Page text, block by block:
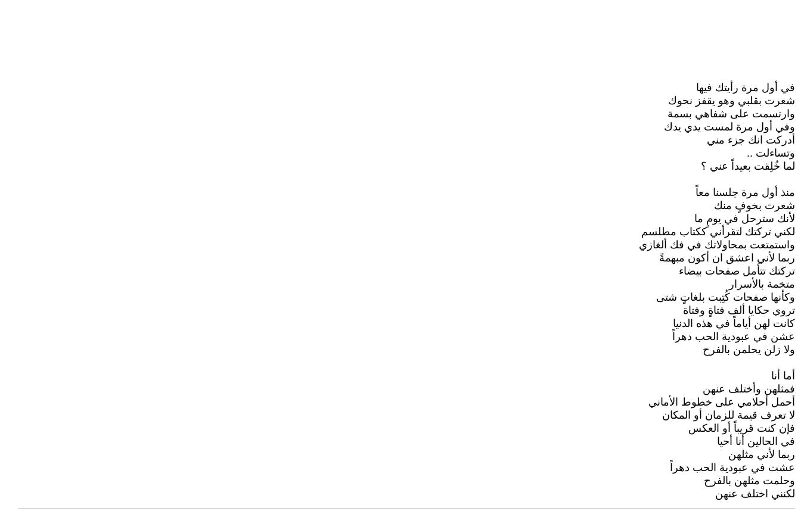
في أول مرة رأيتك فيها
شعرت بقلبي وهو يقفز نحوك
وارتسمت على شفاهي بسمة
وفي أول مرة لمست يدي يدك
أدركت انك جزء مني
وتساءلت ..
لما خُلِقت بعيداً عني ؟
منذ أول مرة جلسنا معاً
شعرت بخوفٍ منك
لأنك سترحل في يومٍ ما
لكني تركتك لتقرأني ككتاب مطلسم
واستمتعت بمحاولاتك في فك ألغازي
ربما لأني اعشق ان أكون مبهمةً
تركتك تتأمل صفحات بيضاء
متخمة بالأسرار
وكأنها صفحات كُتِبت بلغاتٍ شتى
تروي حكايا ألف فتاةٍ وفتاة
كانت لهن أياماً في هذه الدنيا
عشن في عبودية الحب دهراً
ولا زلن يحلمن بالفرح
أما أنا
فمثلهن وأختلف عنهن
أحمل أحلامي على خطوط الأماني
لا تعرف قيمة للزمان أو المكان
فإن كنت قريباً أو العكس
في الحالين أنا أحيا
ربما لأني مثلهن
عشت في عبودية الحب دهراً
وحلمت مثلهن بالفرح
لكنني اختلف عنهن